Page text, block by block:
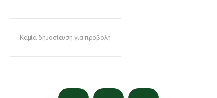
Καμία δημοσίευση για προβολή